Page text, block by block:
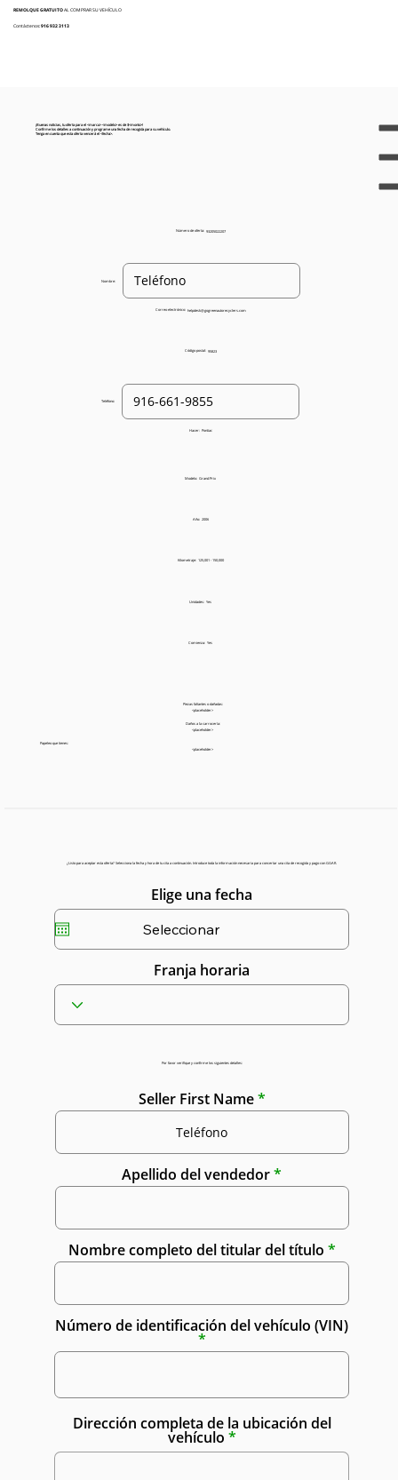
REMOLQUE GRATUITOAL COMPRAR SU VEHÍCULO
Contáctenos:916 932 3113
¡Buenas noticias, tu oferta para el <marca> <modelo> es de $<monto>!
Confirme los detalles a continuación y programe una fecha de recogida para su vehículo.
Tenga en cuenta que esta oferta vencerá el <fecha>.
Número de oferta: 93205022207
Nombre:
Correo electrónico: helpdesk@gogreenautorecyclers.com
Código postal: 95823
Teléfono:
Hacer: Pontiac
Modelo: Grand Prix
Año: 2006
Kilometraje: 125,001 - 150,000
Unidades: Yes
Comienza: Yes
Piezas faltantes o dañadas:
<placeholder>
Daños a la carrocería:
<placeholder>
Papeleo que tienes:
<placeholder>
¿Listo para aceptar esta oferta? Selecciona la fecha y hora de tu cita a continuación. Introduce toda la información necesaria para concertar una cita de recogida y pago con GGAR.
Elige una fecha
Franja horaria
Por favor verifique y confirme los siguientes detalles:
Seller First Name
Apellido del vendedor
Nombre completo del titular del título
Número de identificación del vehículo (VIN)
Dirección completa de la ubicación del
vehículo